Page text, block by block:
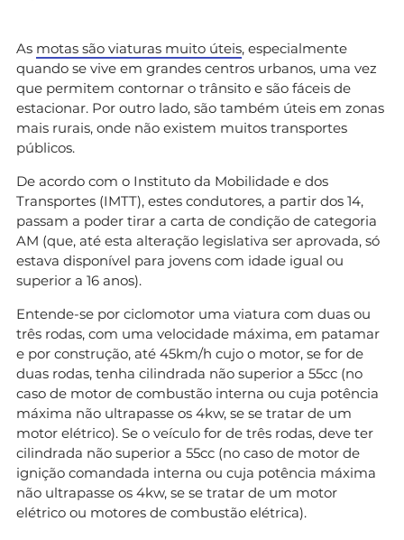
As motas são viaturas muito úteis, especialmente
quando se vive em grandes centros urbanos, uma vez
que permitem contornar o trânsito e são fáceis de
estacionar. Por outro lado, são também úteis em zonas
mais rurais, onde não existem muitos transportes
públicos.
De acordo com o Instituto da Mobilidade e dos
Transportes (IMTT), estes condutores, a partir dos 14,
passam a poder tirar a carta de condição de categoria
AM (que, até esta alteração legislativa ser aprovada, só
estava disponível para jovens com idade igual ou
superior a 16 anos).
Entende-se por ciclomotor uma viatura com duas ou
três rodas, com uma velocidade máxima, em patamar
e por construção, até 45km/h cujo o motor, se for de
duas rodas, tenha cilindrada não superior a 55cc (no
caso de motor de combustão interna ou cuja potência
máxima não ultrapasse os 4kw, se se tratar de um
motor elétrico). Se o veículo for de três rodas, deve ter
cilindrada não superior a 55cc (no caso de motor de
ignição comandada interna ou cuja potência máxima
não ultrapasse os 4kw, se se tratar de um motor
elétrico ou motores de combustão elétrica).